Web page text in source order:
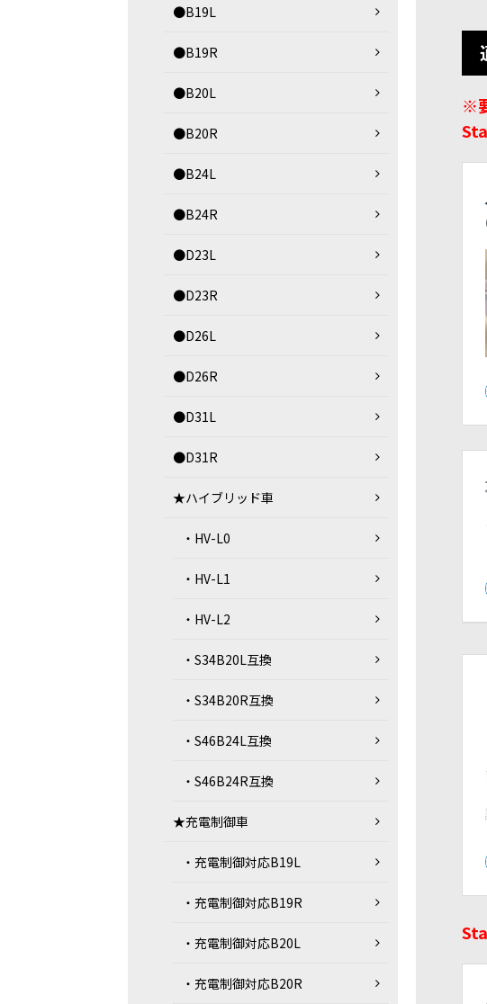
※
●B19L
●B19R
●B20L
●B20R
●B24L
●B24R
●D23L
●D23R
●D26L
●D26R
●D31L
●D31R
★ハイブリッド車
・HV-L0
・HV-L1
・HV-L2
・S34B20L互換
・S34B20R互換
・S46B24L互換
・S46B24R互換
★充電制御車
・充電制御対応B19L
・充電制御対応B19R
・充電制御対応B20L
・充電制御対応B20R